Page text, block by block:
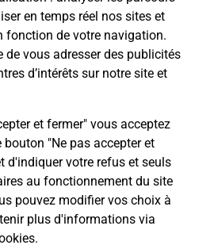
en temps réel nos sites et
fonction de votre navigation.
de vous adresser des publicités
d’intérêts sur notre site et
et fermer" vous acceptez
"Ne pas accepter et
d'indiquer votre refus et seuls
au fonctionnement du site
pouvez modifier vos choix à
plus d'informations via
.
LA TOUR DU CRIEU
DU CRIEU